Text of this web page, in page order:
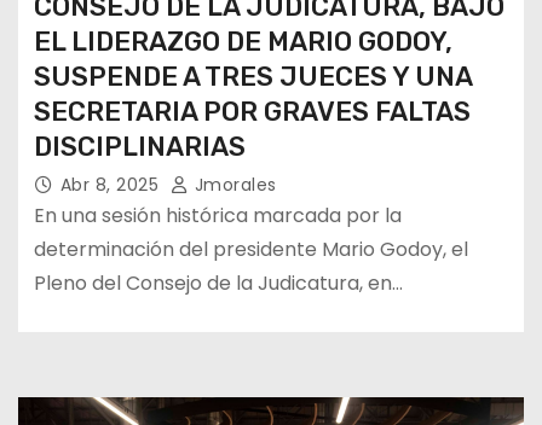
CONSEJO DE LA JUDICATURA, BAJO
EL LIDERAZGO DE MARIO GODOY,
SUSPENDE A TRES JUECES Y UNA
SECRETARIA POR GRAVES FALTAS
DISCIPLINARIAS
Abr 8, 2025 Jmorales
En una sesión histórica marcada por la
determinación del presidente Mario Godoy, el
Pleno del Consejo de la Judicatura, en…